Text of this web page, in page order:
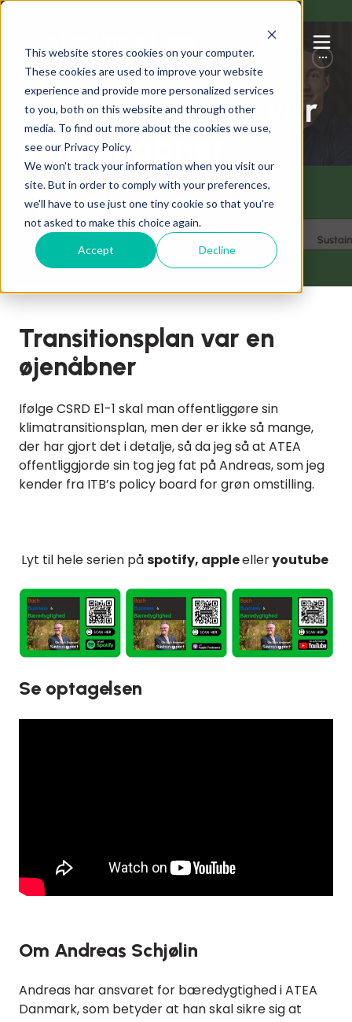
This website stores cookies on your computer.
These cookies are used to improve your website
experience and provide more personalized services
to you, both on this website and through other
media. To find out more about the cookies we use,
see our Privacy Policy.
We won't track your information when you visit our
site. But in order to comply with your preferences,
we'll have to use just one tiny cookie so that you're
not asked to make this choice again.
Accept Decline
Bæredygtig forretningsudvikling
Dobbelt Væsentlighed
Transitionsplan var
en øjenåbner
skrevet afOle Bach Andersen
9 min. læsetid
04. marts 2025
Transitionsplan var en
øjenåbner
Ifølge CSRD E1-1 skal man offentliggøre sin
klimatransitionsplan, men der er ikke så mange,
der har gjort det i detalje, så da jeg så at ATEA
offentliggjorde sin tog jeg fat på Andreas, som jeg
kender fra ITB’s policy board for grøn omstilling.
Lyt til hele serien påspotify, appleelleryoutube
Se optagelsen
Om Andreas Schjølin
Andreas har ansvaret for bæredygtighed i ATEA
Danmark, som betyder at han skal sikre sig at